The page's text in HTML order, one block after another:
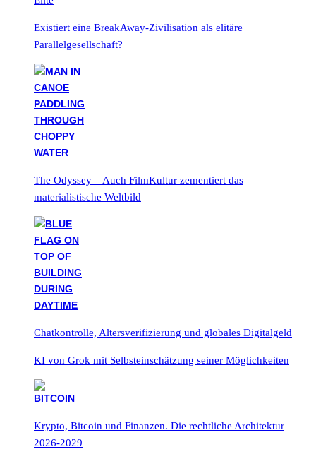
Existiert eine BreakAway-Zivilisation als elitäre
Parallelgesellschaft?
The Odyssey – Auch FilmKultur zementiert das
materialistische Weltbild
Chatkontrolle, Altersverifizierung und globales Digitalgeld
KI von Grok mit Selbsteinschätzung seiner Möglichkeiten
Krypto, Bitcoin und Finanzen. Die rechtliche Architektur
2026-2029